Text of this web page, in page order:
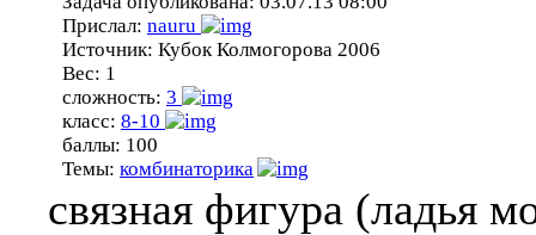
Прислал: nauru
Источник: Кубок Колмогорова 2006
Вес: 1
сложность: 3
класс: 8-10
баллы: 100
Темы: комбинаторика
связная фигура (ладья